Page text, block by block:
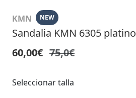
KMN NEW
Sandalia KMN 6305 platino
60,00€ 75,0€
Seleccionar talla